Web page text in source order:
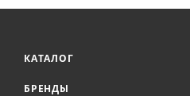
КАТАЛОГ
БРЕНДЫ